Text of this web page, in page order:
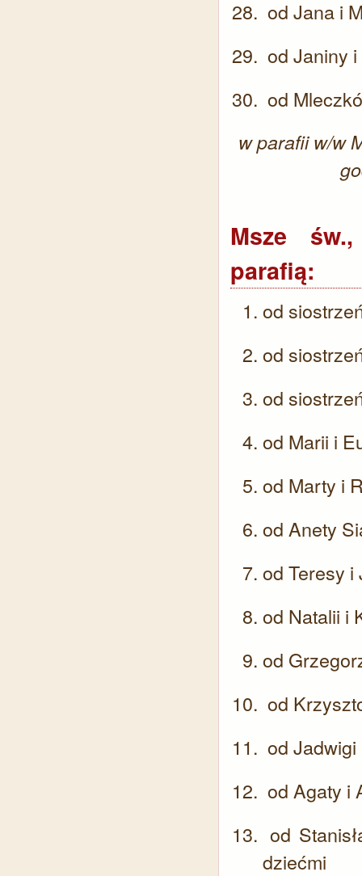
od Jana i
od Janiny
od
w parafii w/w
Msze
parafią:
od
od
od
od Marii i
od Marty i
od Anety
od Teresy
od Natalii i
od
od
od
od Agaty i
od
dziećmi